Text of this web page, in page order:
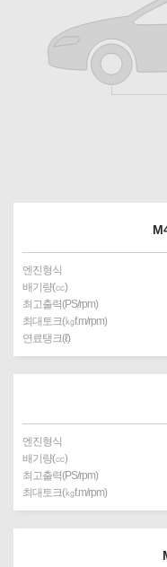
엔진형식
배기량(㏄)
최고출력(PS/rpm)
최대토크(㎏f.m/rpm)
연료탱크(ℓ)
엔진형식
배기량(㏄)
최고출력(PS/rpm)
최대토크(㎏f.m/rpm)